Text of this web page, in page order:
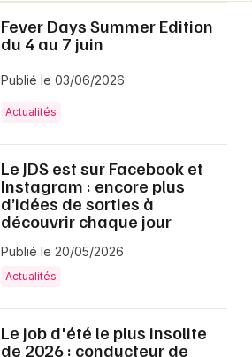
Fever Days Summer Edition
du 4 au 7 juin
Publié le 03/06/2026
Actualités
Le JDS est sur Facebook et
Instagram : encore plus
d’idées de sorties à
découvrir chaque jour
Publié le 20/05/2026
Actualités
Le job d'été le plus insolite
de 2026 : conducteur de